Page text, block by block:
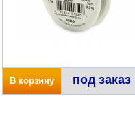
В корзину под заказ